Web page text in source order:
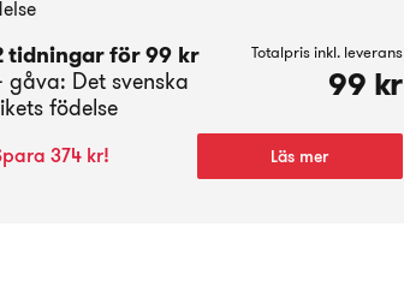
tidningar för 99 kr
gåva: Det svenska
födelse
Totalpris inkl. leverans
99 kr
374 kr! Läs mer